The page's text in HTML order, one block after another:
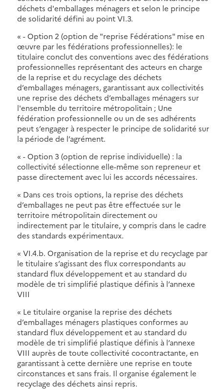
déchets d'emballages ménagers et selon le principe
de solidarité défini au point VI.3.
« - Option 2 (option de "reprise Fédérations" mise en
œuvre par les fédérations professionnelles): le
titulaire conclut des conventions avec des fédérations
professionnelles représentant des acteurs en charge
de la reprise et du recyclage des déchets
d’emballages ménagers, garantissant aux collectivités
une reprise des déchets d’emballages ménagers sur
l'ensemble du territoire métropolitain ; Une
fédération professionnelle ou un de ses adhérents
peut s’engager à respecter le principe de solidarité sur
la période de l’agrément.
« - Option 3 (option de reprise individuelle) : la
collectivité sélectionne elle-même son repreneur et
passe directement avec lui les accords nécessaires.
« Dans ces trois options, la reprise des déchets
d’emballages ne peut pas être effectuée sur le
territoire métropolitain directement ou
indirectement par le titulaire, y compris dans le cadre
des standards expérimentaux.
« VI.4.b. Organisation de la reprise et du recyclage par
le titulaire s’agissant des flux correspondants au
standard flux développement et au standard du
modèle de tri simplifié plastique définis à l’annexe
VIII
« Le titulaire organise la reprise des déchets
d’emballages ménagers plastiques conformes au
standard flux développement et au standard du
modèle de tri simplifié plastique définis à l’annexe
VIII auprès de toute collectivité cocontractante, en
garantissant à cette dernière une reprise en toute
circonstances et sans frais. Il organise également le
recyclage des déchets ainsi repris.